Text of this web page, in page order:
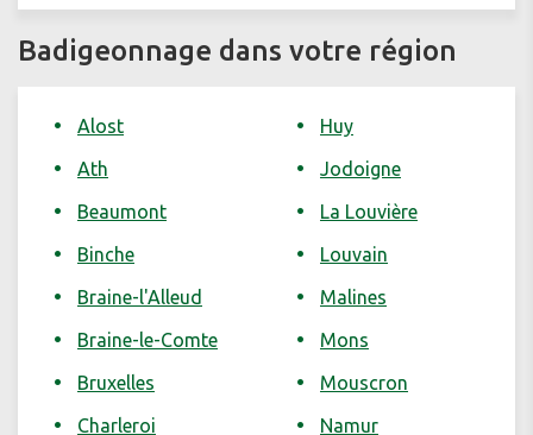
Badigeonnage dans votre région
Alost
Ath
Beaumont
Binche
Braine-l'Alleud
Braine-le-Comte
Bruxelles
Charleroi
Huy
Jodoigne
La Louvière
Louvain
Malines
Mons
Mouscron
Namur